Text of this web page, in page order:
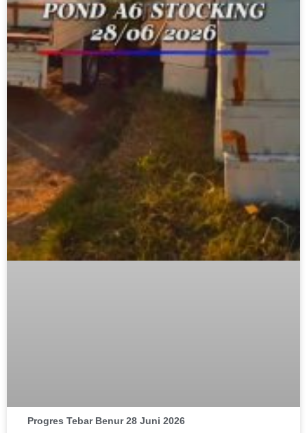
Progres Tebar Benur 28 Juni 2026